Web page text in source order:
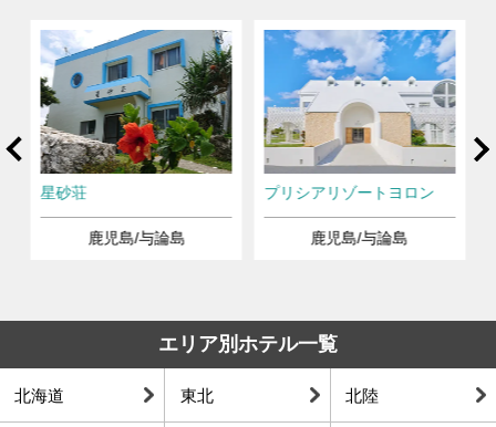
星砂荘
鹿児島/与論島
プリシアリゾートヨロン
鹿児島/与論島
エリア別ホテル一覧
北海道 東北 北陸